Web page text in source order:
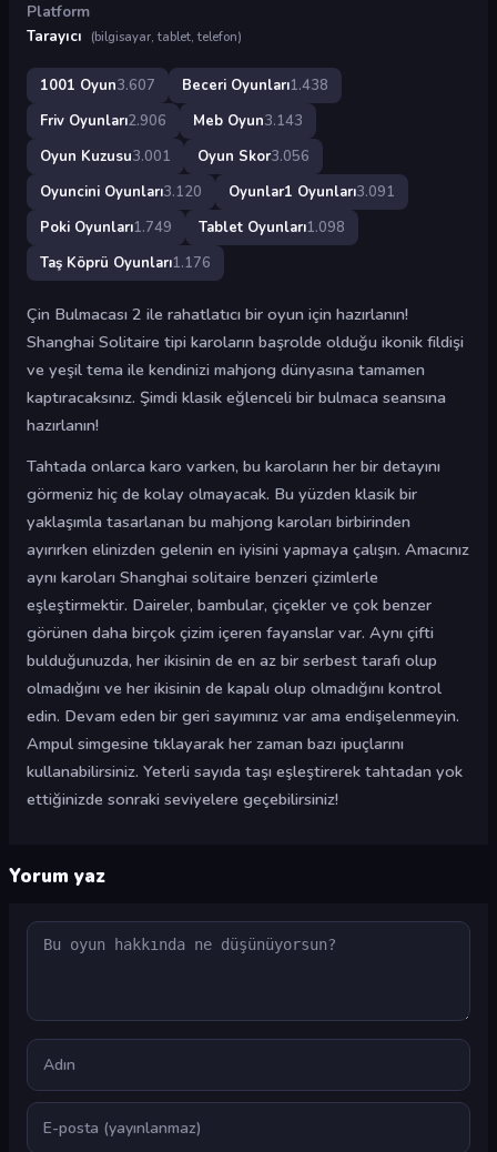
Platform
Tarayıcı
(bilgisayar, tablet, telefon)
1001 Oyun3.607 Beceri Oyunları1.438
Friv Oyunları2.906 Meb Oyun3.143
Oyun Kuzusu3.001 Oyun Skor3.056
Oyuncini Oyunları3.120 Oyunlar1 Oyunları3.091
Poki Oyunları1.749 Tablet Oyunları1.098
Taş Köprü Oyunları1.176
Çin Bulmacası 2 ile rahatlatıcı bir oyun için hazırlanın!
Shanghai Solitaire tipi karoların başrolde olduğu ikonik fildişi
ve yeşil tema ile kendinizi mahjong dünyasına tamamen
kaptıracaksınız. Şimdi klasik eğlenceli bir bulmaca seansına
hazırlanın!
Tahtada onlarca karo varken, bu karoların her bir detayını
görmeniz hiç de kolay olmayacak. Bu yüzden klasik bir
yaklaşımla tasarlanan bu mahjong karoları birbirinden
ayırırken elinizden gelenin en iyisini yapmaya çalışın. Amacınız
aynı karoları Shanghai solitaire benzeri çizimlerle
eşleştirmektir. Daireler, bambular, çiçekler ve çok benzer
görünen daha birçok çizim içeren fayanslar var. Aynı çifti
bulduğunuzda, her ikisinin de en az bir serbest tarafı olup
olmadığını ve her ikisinin de kapalı olup olmadığını kontrol
edin. Devam eden bir geri sayımınız var ama endişelenmeyin.
Ampul simgesine tıklayarak her zaman bazı ipuçlarını
kullanabilirsiniz. Yeterli sayıda taşı eşleştirerek tahtadan yok
ettiğinizde sonraki seviyelere geçebilirsiniz!
Yorum yaz
Yorum
Ad
E-posta